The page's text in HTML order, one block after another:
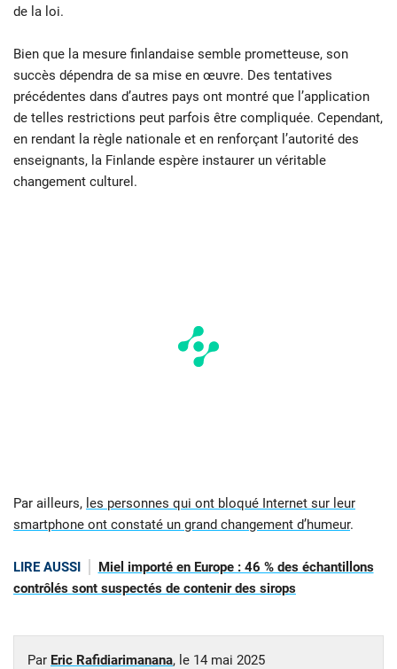
de la loi.
Bien que la mesure finlandaise semble prometteuse, son
succès dépendra de sa mise en œuvre. Des tentatives
précédentes dans d’autres pays ont montré que l’application
de telles restrictions peut parfois être compliquée. Cependant,
en rendant la règle nationale et en renforçant l’autorité des
enseignants, la Finlande espère instaurer un véritable
changement culturel.
Par ailleurs, les personnes qui ont bloqué Internet sur leur
smartphone ont constaté un grand changement d’humeur.
LIRE AUSSI
Miel importé en Europe : 46 % des échantillons
contrôlés sont suspectés de contenir des sirops
Par Eric Rafidiarimanana, le 14 mai 2025